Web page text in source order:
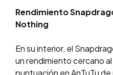
Rendimiento
Nothing
En su interior, el
un rendimiento cercano
puntuación en AnTuTu de